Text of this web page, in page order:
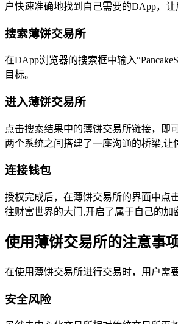
户快速准确地找到自己需要的DApp，
搜索薄饼交易所
在DApp浏览器的搜索框中输入
目标。
进入薄饼交易所
点击搜索结果中的薄饼交易所链接，即
两个系统之间搭建了一座沟通的桥梁,让
连接钱包
授权完成后，在薄饼交易所的界面中点
往财富世界的大门,开启了属于自己的加
使用薄饼交易所的注意事
在使用薄饼交易所进行交易时，用户需
安全风险